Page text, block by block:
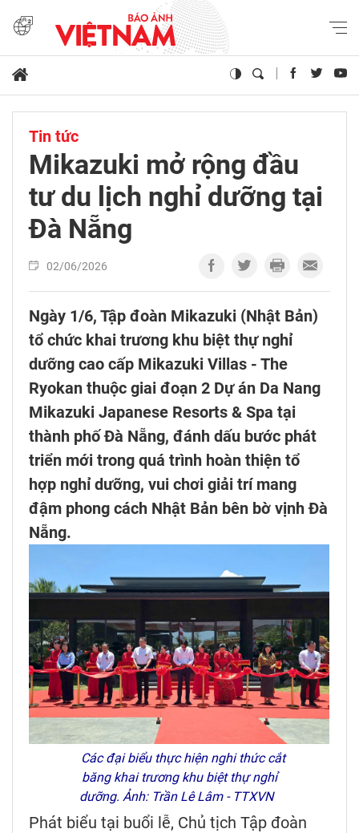
Tin tức
Mikazuki mở rộng đầu
tư du lịch nghỉ dưỡng tại
Đà Nẵng
02/06/2026
Ngày 1/6, Tập đoàn Mikazuki (Nhật Bản)
tổ chức khai trương khu biệt thự nghỉ
dưỡng cao cấp Mikazuki Villas - The
Ryokan thuộc giai đoạn 2 Dự án Da Nang
Mikazuki Japanese Resorts & Spa tại
thành phố Đà Nẵng, đánh dấu bước phát
triển mới trong quá trình hoàn thiện tổ
hợp nghỉ dưỡng, vui chơi giải trí mang
đậm phong cách Nhật Bản bên bờ vịnh Đà
Nẵng.
Các đại biểu thực hiện nghi thức cắt
băng khai trương khu biệt thự nghỉ
dưỡng. Ảnh: Trần Lê Lâm - TTXVN
Phát biểu tại buổi lễ, Chủ tịch Tập đoàn